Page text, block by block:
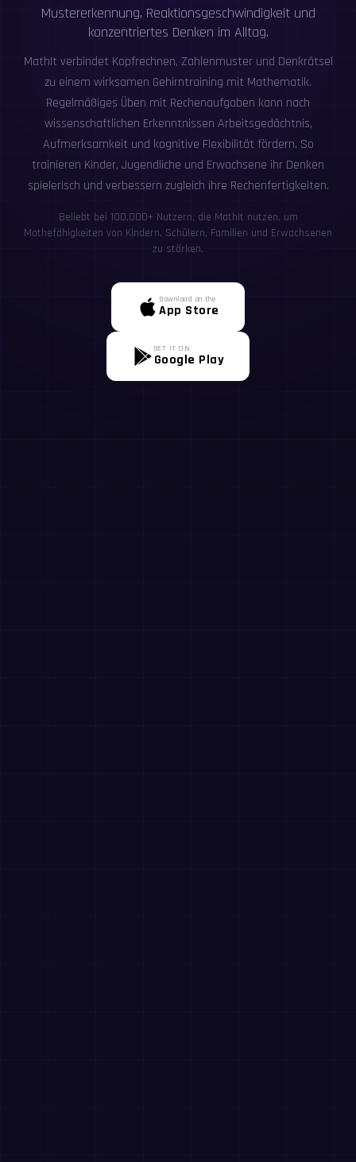
Mustererkennung, Reaktionsgeschwindigkeit und
konzentriertes Denken im Alltag.
MathIt verbindet Kopfrechnen, Zahlenmuster und Denkrätsel
zu einem wirksamen Gehirntraining mit Mathematik.
Regelmäßiges Üben mit Rechenaufgaben kann nach
wissenschaftlichen Erkenntnissen Arbeitsgedächtnis,
Aufmerksamkeit und kognitive Flexibilität fördern. So
trainieren Kinder, Jugendliche und Erwachsene ihr Denken
spielerisch und verbessern zugleich ihre Rechenfertigkeiten.
Beliebt bei 100,000+ Nutzern, die MathIt nutzen, um
Mathefähigkeiten von Kindern, Schülern, Familien und Erwachsenen
zu stärken.
Download on the
App Store
GET IT ON
Google Play